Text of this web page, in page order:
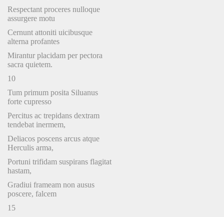
Respectant proceres nulloque
assurgere motu
Cernunt attoniti uicibusque
alterna profantes
Mirantur placidam per pectora
sacra quietem.
10
Tum primum posita Siluanus
forte cupresso
Percitus ac trepidans dextram
tendebat inermem,
Deliacos poscens arcus atque
Herculis arma,
Portuni trifidam suspirans flagitat
hastam,
Gradiui frameam non ausus
poscere, falcem
15